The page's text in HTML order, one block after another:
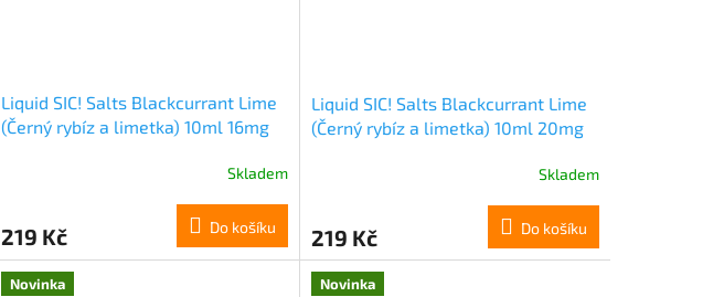
Liquid SIC! Salts Blackcurrant Lime
(Černý rybíz a limetka) 10ml 16mg
Skladem
219 Kč Do košíku
Liquid SIC! Salts Blackcurrant Lime
(Černý rybíz a limetka) 10ml 20mg
Skladem
219 Kč Do košíku
Novinka
Novinka